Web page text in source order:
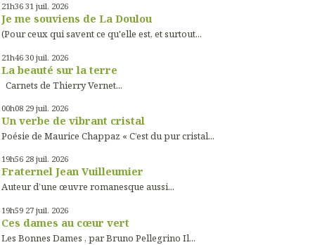
21h36 31 juil. 2026
Je me souviens de La Doulou
(Pour ceux qui savent ce qu'elle est, et surtout...
21h46 30 juil. 2026
La beauté sur la terre
Carnets de Thierry Vernet...
00h08 29 juil. 2026
Un verbe de vibrant cristal
Poésie de Maurice Chappaz « C’est du pur cristal...
19h56 28 juil. 2026
Fraternel Jean Vuilleumier
Auteur d’une œuvre romanesque aussi...
19h59 27 juil. 2026
Ces dames au cœur vert
Les Bonnes Dames , par Bruno Pellegrino Il...